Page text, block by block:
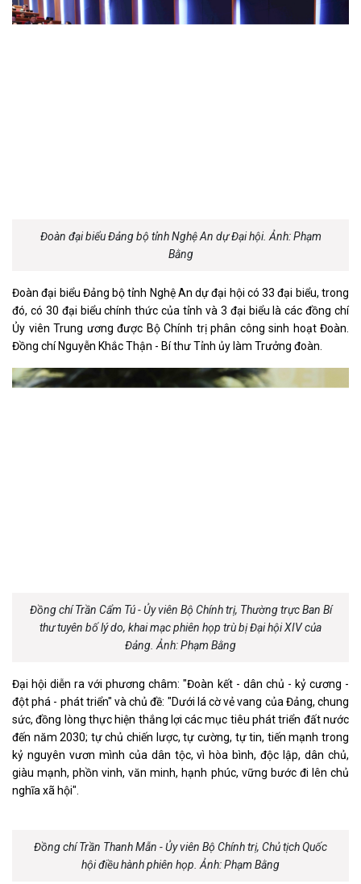
Đoàn đại biểu Đảng bộ tỉnh Nghệ An dự Đại hội. Ảnh: Phạm
Bằng
Đoàn đại biểu Đảng bộ tỉnh Nghệ An dự đại hội có 33 đại biểu, trong
đó, có 30 đại biểu chính thức của tỉnh và 3 đại biểu là các đồng chí
Ủy viên Trung ương được Bộ Chính trị phân công sinh hoạt Đoàn.
Đồng chí Nguyễn Khắc Thận - Bí thư Tỉnh ủy làm Trưởng đoàn.
Đồng chí Trần Cẩm Tú - Ủy viên Bộ Chính trị, Thường trực Ban Bí
thư tuyên bố lý do, khai mạc phiên họp trù bị Đại hội XIV của
Đảng. Ảnh: Phạm Bằng
Đại hội diễn ra với phương châm: "Đoàn kết - dân chủ - kỷ cương -
đột phá - phát triển" và chủ đề: "Dưới lá cờ vẻ vang của Đảng, chung
sức, đồng lòng thực hiện thắng lợi các mục tiêu phát triển đất nước
đến năm 2030; tự chủ chiến lược, tự cường, tự tin, tiến mạnh trong
kỷ nguyên vươn mình của dân tộc, vì hòa bình, độc lập, dân chủ,
giàu mạnh, phồn vinh, văn minh, hạnh phúc, vững bước đi lên chủ
nghĩa xã hội".
Đồng chí Trần Thanh Mẫn - Ủy viên Bộ Chính trị, Chủ tịch Quốc
hội điều hành phiên họp. Ảnh: Phạm Bằng